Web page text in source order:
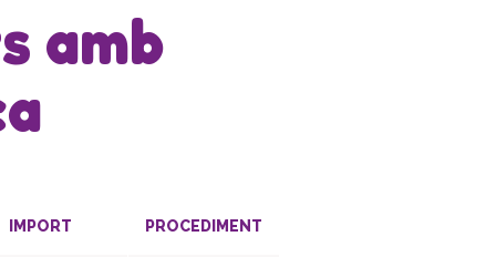
Revista Batec
amb
IMPORT PROCEDIMENT